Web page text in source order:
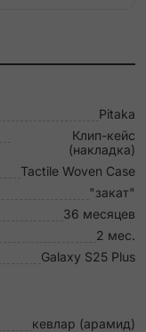
Pitaka
Клип-кейс
(накладка)
Tactile Woven Case
"закат"
36 месяцев
2 мес.
Galaxy S25 Plus
кевлар (арамид)